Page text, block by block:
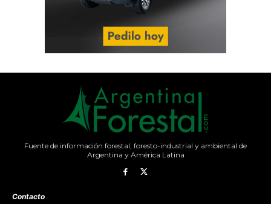
Fuente de información forestal, foresto-industrial y ambiental de
Argentina y América Latina
Contacto